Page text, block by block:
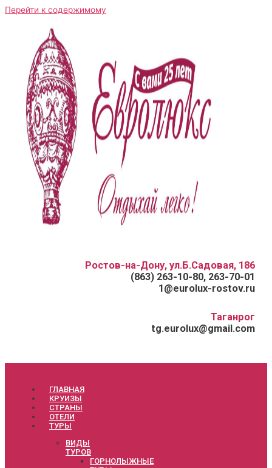
Перейти к содержимому
Ростов-на-Дону, ул.Б.Садовая, 186
(863) 263-10-80, 263-70-01
1@eurolux-rostov.ru
Таганрог
tg.eurolux@gmail.com
ГЛАВНАЯ
КРУИЗЫ
СТРАНЫ
ОТЕЛИ
ТУРЫ
ВИДЫ
ТУРОВ
ГОРНОЛЫЖНЫЕ